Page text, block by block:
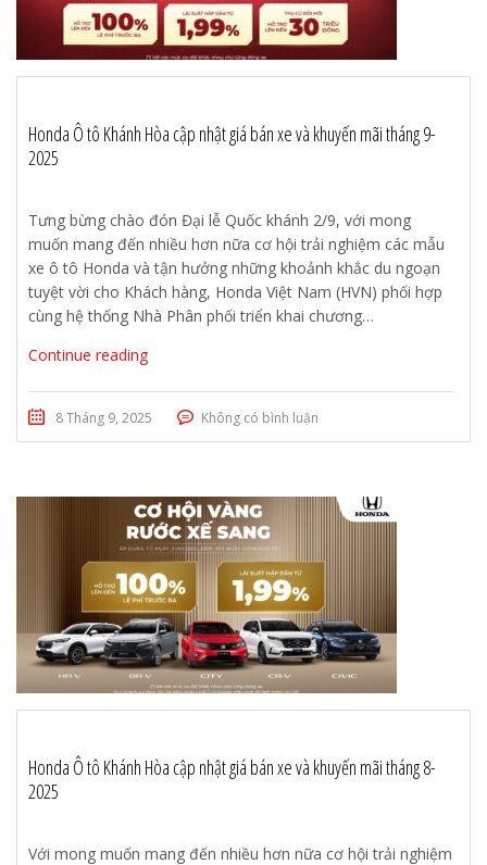
Honda Ô tô Khánh Hòa cập nhật giá bán xe và khuyến mãi tháng 9-
2025
Tưng bừng chào đón Đại lễ Quốc khánh 2/9, với mong
muốn mang đến nhiều hơn nữa cơ hội trải nghiệm các mẫu
xe ô tô Honda và tận hưởng những khoảnh khắc du ngoạn
tuyệt vời cho Khách hàng, Honda Việt Nam (HVN) phối hợp
cùng hệ thống Nhà Phân phối triển khai chương…
Continue reading
8 Tháng 9, 2025 Không có bình luận
Honda Ô tô Khánh Hòa cập nhật giá bán xe và khuyến mãi tháng 8-
2025
Với mong muốn mang đến nhiều hơn nữa cơ hội trải nghiệm